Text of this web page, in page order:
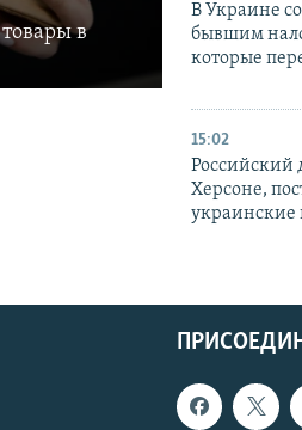
в
В Украине
бывшим
которые
15:02
Российский
Херсоне,
украинские